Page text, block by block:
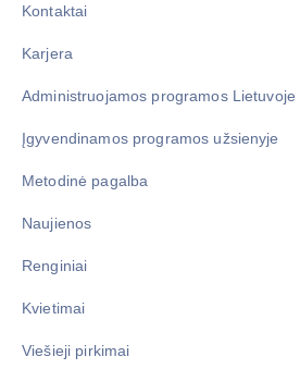
Kontaktai
Karjera
Administruojamos programos Lietuvoje
Įgyvendinamos programos užsienyje
Metodinė pagalba
Naujienos
Renginiai
Kvietimai
Viešieji pirkimai